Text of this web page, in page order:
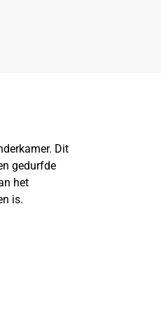
Dit
gedurfde
het
is.